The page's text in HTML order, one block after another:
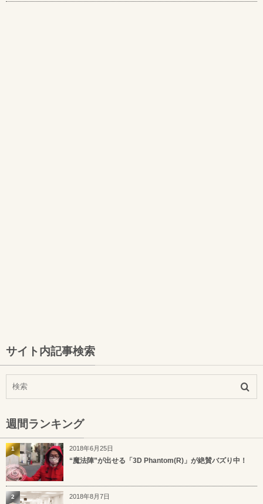
サイト内記事検索
週間ランキング
2018年6月25日
“魔法陣”が出せる「3D Phantom(R)」が絶賛バズり中！
1
2018年8月7日
2